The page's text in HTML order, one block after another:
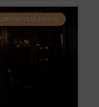
DIENSTVERLENING